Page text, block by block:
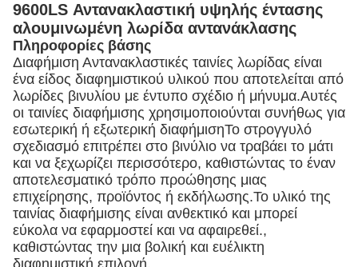
9600LS Αντανακλαστική υψηλής έντασης
αλουμινωμένη λωρίδα αντανάκλασης
Πληροφορίες βάσης
Διαφήμιση Αντανακλαστικές ταινίες λωρίδας είναι
ένα είδος διαφημιστικού υλικού που αποτελείται από
λωρίδες βινυλίου με έντυπο σχέδιο ή μήνυμα.Αυτές
οι ταινίες διαφήμισης χρησιμοποιούνται συνήθως για
εσωτερική ή εξωτερική διαφήμισηΤο στρογγυλό
σχεδιασμό επιτρέπει στο βινύλιο να τραβάει το μάτι
και να ξεχωρίζει περισσότερο, καθιστώντας το έναν
αποτελεσματικό τρόπο προώθησης μιας
επιχείρησης, προϊόντος ή εκδήλωσης.Το υλικό της
ταινίας διαφήμισης είναι ανθεκτικό και μπορεί
εύκολα να εφαρμοστεί και να αφαιρεθεί.,
καθιστώντας την μια βολική και ευέλικτη
διαφημιστική επιλογή.